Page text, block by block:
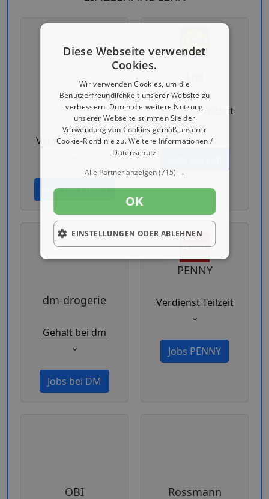
Edeka
Verdienst Teilzeit
Jobs bei Edeka
Verdienst Teilzeit
⌄
dm-drogerie
Gehalt bei dm
⌄
Jobs bei DM
PENNY
Verdienst Teilzeit
⌄
Jobs PENNY
OBI Rossmann
Diese Webseite verwendet
Cookies.
Wir verwenden Cookies, um die
Benutzerfreundlichkeit unserer Website zu
verbessern. Durch die weitere Nutzung
unserer Webseite stimmen Sie der
Verwendung von Cookies gemäß unserer
Cookie-Richtlinie zu.Weitere Informationen /
Datenschutz
Alle Partner anzeigen(715) →
OK
EINSTELLUNGEN ODER ABLEHNEN